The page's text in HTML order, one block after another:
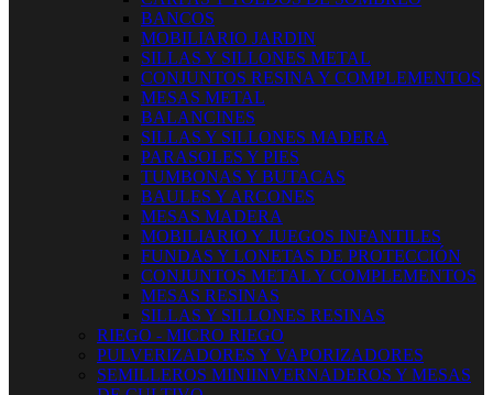
BANCOS
MOBILIARIO JARDIN
SILLAS Y SILLONES METAL
CONJUNTOS RESINA Y COMPLEMENTOS
MESAS METAL
BALANCINES
SILLAS Y SILLONES MADERA
PARASOLES Y PIES
TUMBONAS Y BUTACAS
BAULES Y ARCONES
MESAS MADERA
MOBILIARIO Y JUEGOS INFANTILES
FUNDAS Y LONETAS DE PROTECCIÓN
CONJUNTOS METAL Y COMPLEMENTOS
MESAS RESINAS
SILLAS Y SILLONES RESINAS
RIEGO - MICRO RIEGO
PULVERIZADORES Y VAPORIZADORES
SEMILLEROS MINIINVERNADEROS Y MESAS